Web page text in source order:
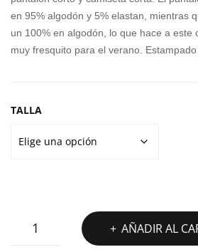
en 95% algodón y 5% elastan, mientras
un 100% en algodón, lo que hace a este
muy fresquito para el verano. Estampado
TALLA
CONJUNTO
ALPHADVENTURE
AÑADIR AL